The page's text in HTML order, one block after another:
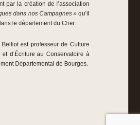
par la création de l’association
dans nos Campagnes »qu’il
le département du Cher.
Belliot est professeur de Culture
et d’Écriture au Conservatoire à
Départemental de Bourges.